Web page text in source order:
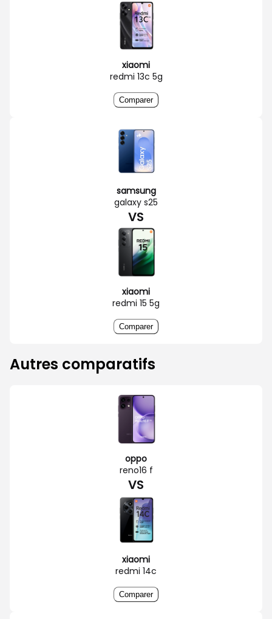
xiaomi
redmi 13c 5g
Comparer
samsung
galaxy s25
VS
xiaomi
redmi 15 5g
Comparer
Autres comparatifs
oppo
reno16 f
VS
xiaomi
redmi 14c
Comparer